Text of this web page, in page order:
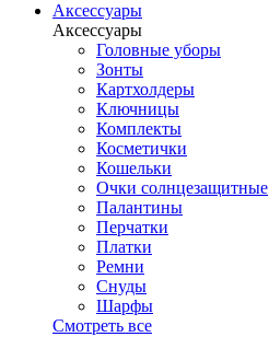
Аксессуары
Аксессуары
Головные уборы
Зонты
Картхолдеры
Ключницы
Комплекты
Косметички
Кошельки
Очки солнцезащитные
Палантины
Перчатки
Платки
Ремни
Снуды
Шарфы
Смотреть все